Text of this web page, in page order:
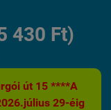
430 Ft)
út 15 ****A
29-éig